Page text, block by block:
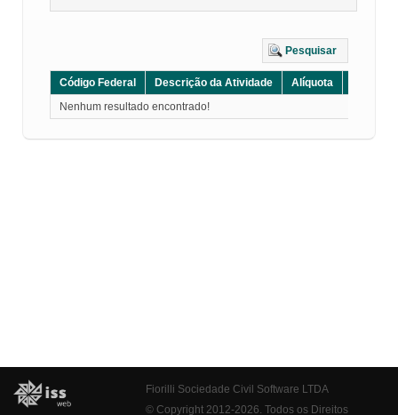
Pesquisar
Código Federal Descrição da Atividade Alíquota
Nenhum resultado encontrado!
Fiorilli Sociedade Civil Software LTDA
© Copyright 2012-2026. Todos os Direitos